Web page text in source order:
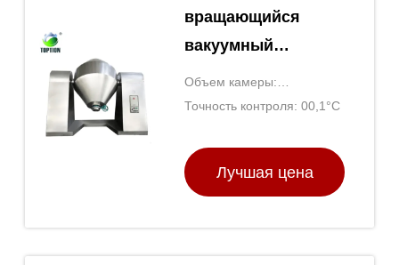
вращающийся
вакуумный
сушильщик
вакуумная
TOPTION Китай
Объем камеры:
Определяется по модели
Точность контроля: 00,1°C
Лучшая цена